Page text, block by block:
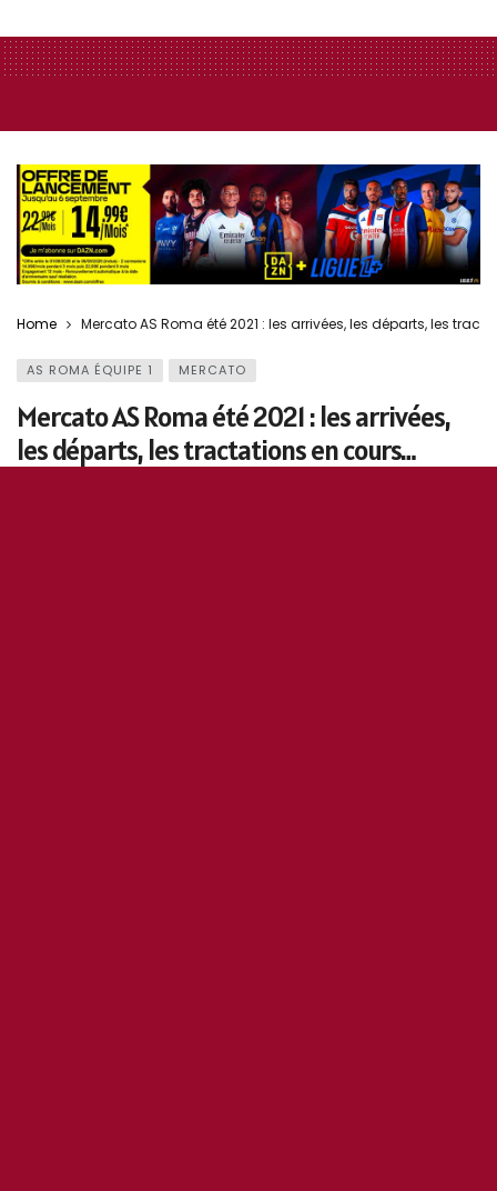
Home Mercato AS Roma été 2021 : les arrivées, les départs, les
AS ROMA ÉQUIPE 1 MERCATO
Mercato AS Roma été 2021 : les arrivées,
les départs, les tractations en cours…